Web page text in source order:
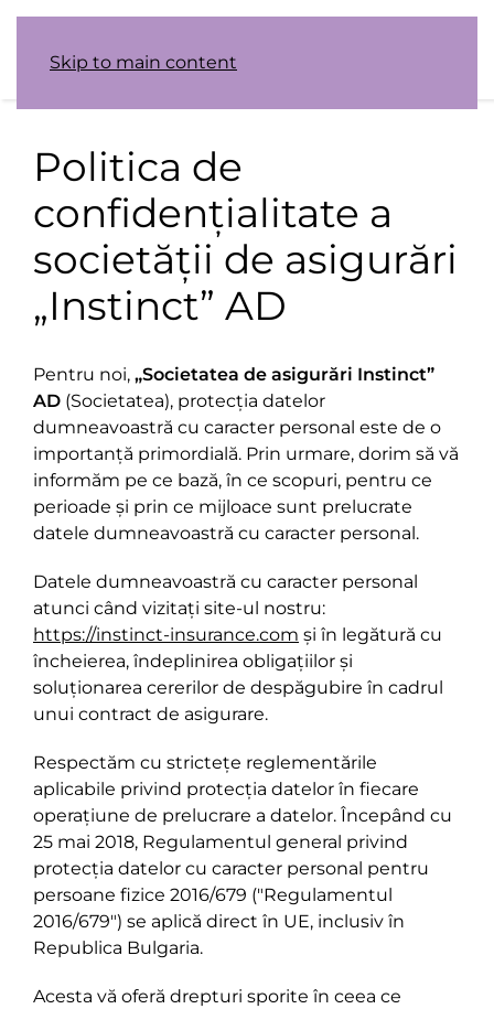
Skip to main content
Politica de
confidențialitate a
societății de asigurări
„Instinct” AD
Pentru noi, „Societatea de asigurări Instinct”
AD (Societatea), protecția datelor
dumneavoastră cu caracter personal este de o
importanță primordială. Prin urmare, dorim să vă
informăm pe ce bază, în ce scopuri, pentru ce
perioade și prin ce mijloace sunt prelucrate
datele dumneavoastră cu caracter personal.
Datele dumneavoastră cu caracter personal
atunci când vizitați site-ul nostru:
https://instinct-insurance.com și în legătură cu
încheierea, îndeplinirea obligațiilor și
soluționarea cererilor de despăgubire în cadrul
unui contract de asigurare.
Respectăm cu strictețe reglementările
aplicabile privind protecția datelor în fiecare
operațiune de prelucrare a datelor. Începând cu
25 mai 2018, Regulamentul general privind
protecția datelor cu caracter personal pentru
persoane fizice 2016/679 ("Regulamentul
2016/679") se aplică direct în UE, inclusiv în
Republica Bulgaria.
Acesta vă oferă drepturi sporite în ceea ce